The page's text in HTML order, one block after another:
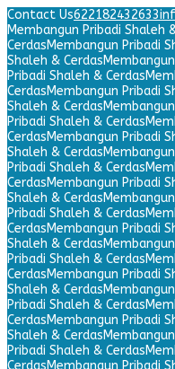
Contact Us622182432633
Membangun Pribadi Shaleh
CerdasMembangun Pribadi
Shaleh & Cerdas
Pribadi Shaleh & Cerdas
CerdasMembangun Pribadi
Shaleh & Cerdas
Pribadi Shaleh & Cerdas
CerdasMembangun Pribadi
Shaleh & Cerdas
Pribadi Shaleh & Cerdas
CerdasMembangun Pribadi
Shaleh & Cerdas
Pribadi Shaleh & Cerdas
CerdasMembangun Pribadi
Shaleh & Cerdas
Pribadi Shaleh & Cerdas
CerdasMembangun Pribadi
Shaleh & Cerdas
Pribadi Shaleh & Cerdas
CerdasMembangun Pribadi
Shaleh & Cerdas
Pribadi Shaleh & Cerdas
CerdasMembangun Pribadi